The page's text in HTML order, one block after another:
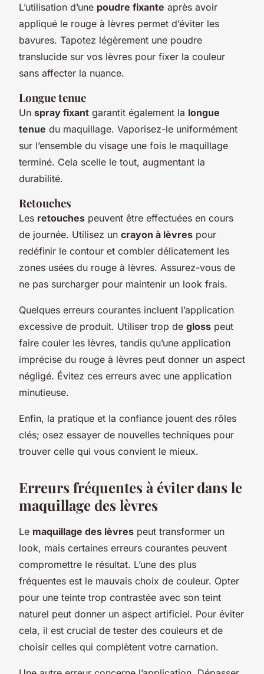
L’utilisation d’une poudre fixante après avoir
appliqué le rouge à lèvres permet d’éviter les
bavures. Tapotez légèrement une poudre
translucide sur vos lèvres pour fixer la couleur
sans affecter la nuance.
Longue tenue
Un spray fixant garantit également la longue
tenue du maquillage. Vaporisez-le uniformément
sur l’ensemble du visage une fois le maquillage
terminé. Cela scelle le tout, augmentant la
durabilité.
Retouches
Les retouches peuvent être effectuées en cours
de journée. Utilisez un crayon à lèvres pour
redéfinir le contour et combler délicatement les
zones usées du rouge à lèvres. Assurez-vous de
ne pas surcharger pour maintenir un look frais.
Quelques erreurs courantes incluent l’application
excessive de produit. Utiliser trop de gloss peut
faire couler les lèvres, tandis qu’une application
imprécise du rouge à lèvres peut donner un aspect
négligé. Évitez ces erreurs avec une application
minutieuse.
Enfin, la pratique et la confiance jouent des rôles
clés; osez essayer de nouvelles techniques pour
trouver celle qui vous convient le mieux.
Erreurs fréquentes à éviter dans le
maquillage des lèvres
Le maquillage des lèvres peut transformer un
look, mais certaines erreurs courantes peuvent
compromettre le résultat. L’une des plus
fréquentes est le mauvais choix de couleur. Opter
pour une teinte trop contrastée avec son teint
naturel peut donner un aspect artificiel. Pour éviter
cela, il est crucial de tester des couleurs et de
choisir celles qui complètent votre carnation.